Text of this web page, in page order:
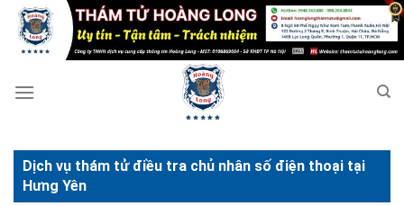
qua
Dịch vụ thám tử điều tra chủ nhân số điện thoại tại
Hưng Yên